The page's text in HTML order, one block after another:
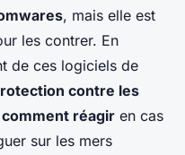
, mais elle est
les contrer. En
de ces logiciels de
contre les
comment réagir en cas
sur les mers